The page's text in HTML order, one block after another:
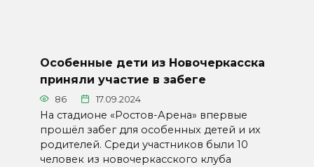
Особенные дети из Новочеркасска
приняли участие в забеге
86 17.09.2024
На стадионе «Ростов-Арена» впервые
прошёл забег для особенных детей и их
родителей. Среди участников были 10
человек из новочеркасского клуба